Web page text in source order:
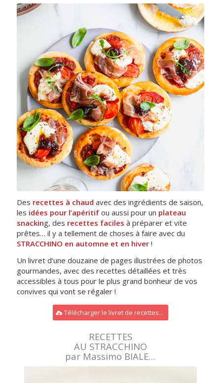
Des recettes à chaud avec des ingrédients de saison,
les idées pour l’apéritifou aussi pour un plateau
snacking, des recettes faciles à préparer et vite
prêtes… il y a tellement de choses à faire avec du
STRACCHINO en automne et en hiver!
Un livret d’une douzaine de pages illustrées de photos
gourmandes, avec des recettes détaillées et très
accessibles à tous pour le plus grand bonheur de vos
convives qui vont se régaler !
Télécharger le livret de recettes...
RECETTES
AU STRACCHINO
par Massimo BIALE…